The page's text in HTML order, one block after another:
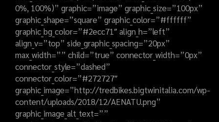
0%, 100%)” graphic=”image” graphic_size=”100px”
graphic_shape=”square” graphic_color=”#ffffff”
graphic_bg_color=”#2ecc71″ align_h=”left”
align_v=”top” side_graphic_spacing=”20px”
max_width=”” child=”true” connector_width=”0px”
connector_style=”dashed”
connector_color=”#272727″
graphic_image=”http://tredbikes.bigtwinitalia.com/wp-
content/uploads/2018/12/AENATU.png”
graphic_image_alt_text=””